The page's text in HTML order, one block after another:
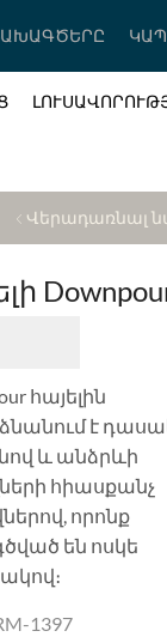
ԿԱՊ
Վերադառնալ
հայելին
է
և անձրևի
հիասքանչ
որոնք
են ոսկե
1397